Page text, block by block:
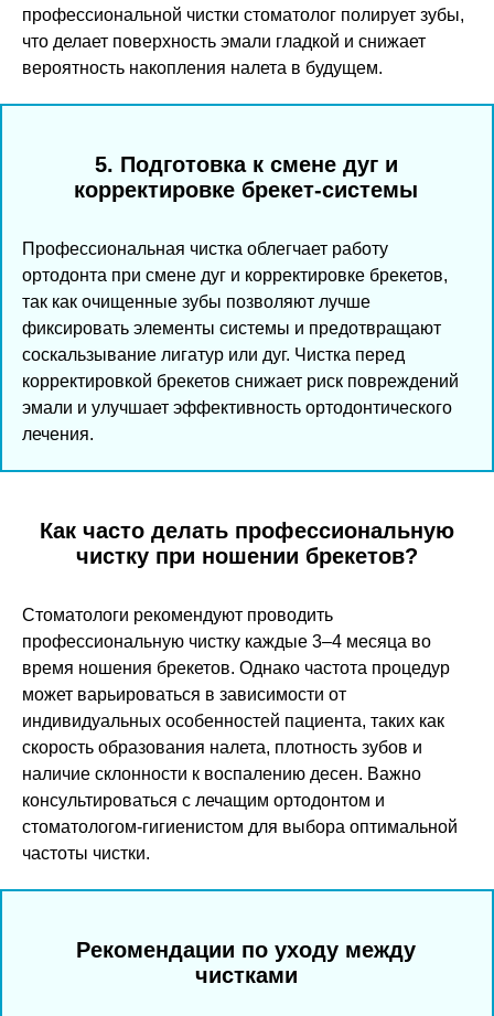
профессиональной чистки стоматолог полирует зубы,
что делает поверхность эмали гладкой и снижает
вероятность накопления налета в будущем.
5. Подготовка к смене дуг и
корректировке брекет-системы
Профессиональная чистка облегчает работу
ортодонта при смене дуг и корректировке брекетов,
так как очищенные зубы позволяют лучше
фиксировать элементы системы и предотвращают
соскальзывание лигатур или дуг. Чистка перед
корректировкой брекетов снижает риск повреждений
эмали и улучшает эффективность ортодонтического
лечения.
Как часто делать профессиональную
чистку при ношении брекетов?
Стоматологи рекомендуют проводить
профессиональную чистку каждые 3–4 месяца во
время ношения брекетов. Однако частота процедур
может варьироваться в зависимости от
индивидуальных особенностей пациента, таких как
скорость образования налета, плотность зубов и
наличие склонности к воспалению десен. Важно
консультироваться с лечащим ортодонтом и
стоматологом-гигиенистом для выбора оптимальной
частоты чистки.
Рекомендации по уходу между
чистками